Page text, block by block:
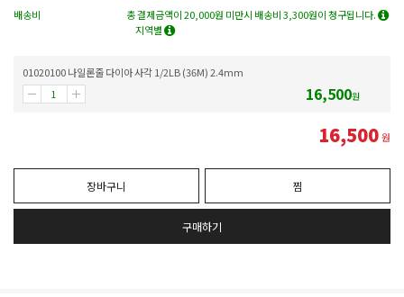
배송비
총 결제금액이 20,000원 미만시 배송비 3,300원이 청구됩니다.
지역별
01020100 나일론줄 다이아 사각 1/2LB (36M) 2.4mm
16,500원
16,500원
장바구니 찜
구매하기